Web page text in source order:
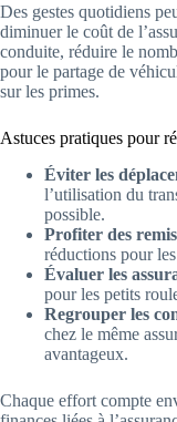
Des gestes quotidiens
diminuer le coût de
conduite, réduire le
pour le partage de
sur les primes.
Astuces pratiques pour
Éviter les
l’utilisation du
possible.
Profiter des
réductions pour
Évaluer les
pour les petits
Regrouper les
chez le même
avantageux.
Chaque effort compte